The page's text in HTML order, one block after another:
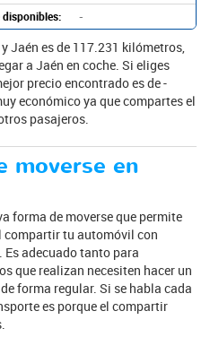
disponibles: -
Jaén es de 117.231 kilómetros,
a Jaén en coche. Si eliges
precio encontrado es de -
económico ya que compartes el
pasajeros.
moverse en
forma de moverse que permite
compartir tu automóvil con
adecuado tanto para
que realizan necesiten hacer un
forma regular. Si se habla cada
es porque el compartir